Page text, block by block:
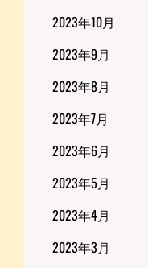
2023年10月
2023年9月
2023年8月
2023年7月
2023年6月
2023年5月
2023年4月
2023年3月